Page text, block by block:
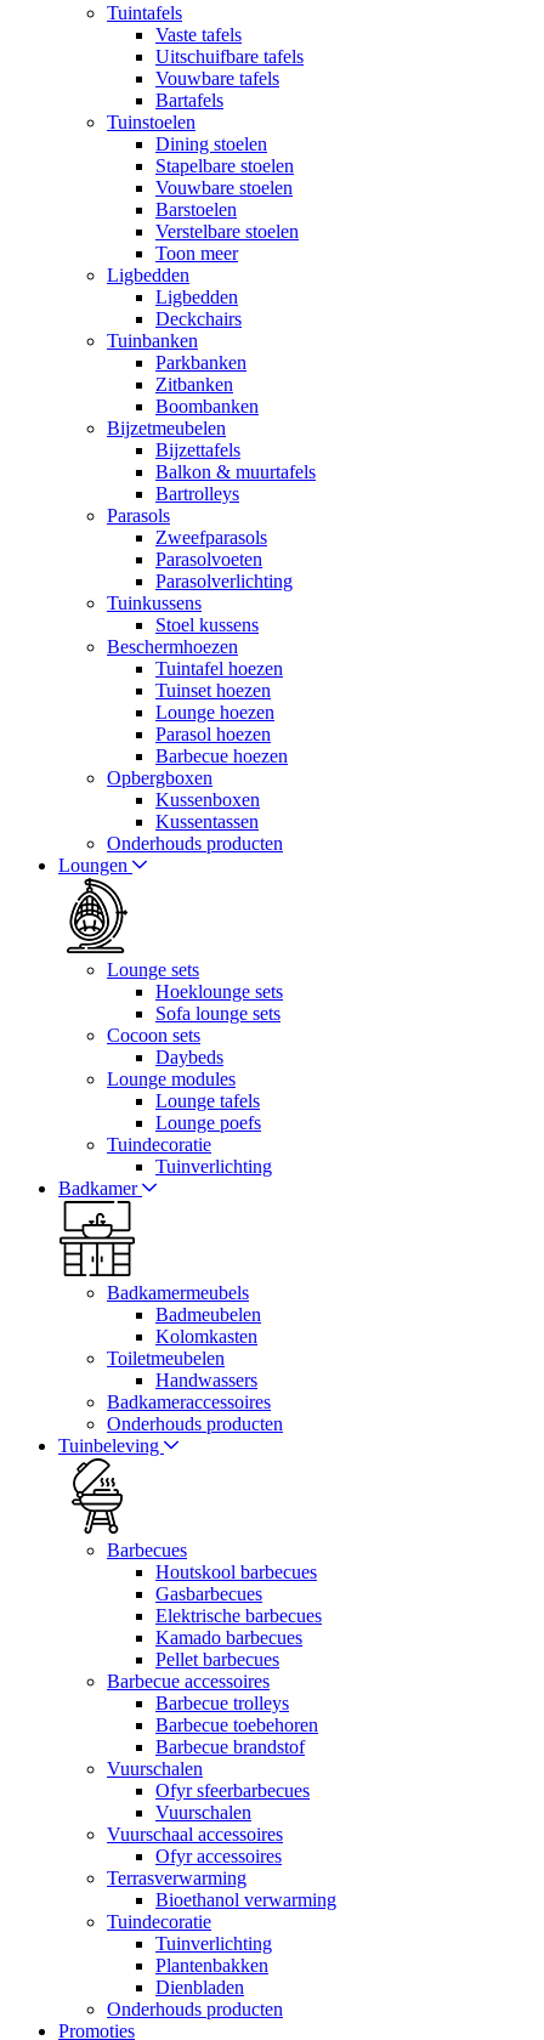
Tuintafels
Vaste tafels
Uitschuifbare tafels
Vouwbare tafels
Bartafels
Tuinstoelen
Dining stoelen
Stapelbare stoelen
Vouwbare stoelen
Barstoelen
Verstelbare stoelen
Toon meer
Ligbedden
Ligbedden
Deckchairs
Tuinbanken
Parkbanken
Zitbanken
Boombanken
Bijzetmeubelen
Bijzettafels
Balkon & muurtafels
Bartrolleys
Parasols
Zweefparasols
Parasolvoeten
Parasolverlichting
Tuinkussens
Stoel kussens
Beschermhoezen
Tuintafel hoezen
Tuinset hoezen
Lounge hoezen
Parasol hoezen
Barbecue hoezen
Opbergboxen
Kussenboxen
Kussentassen
Onderhouds producten
Loungen
Lounge sets
Hoeklounge sets
Sofa lounge sets
Cocoon sets
Daybeds
Lounge modules
Lounge tafels
Lounge poefs
Tuindecoratie
Tuinverlichting
Badkamer
Badkamermeubels
Badmeubelen
Kolomkasten
Toiletmeubelen
Handwassers
Badkameraccessoires
Onderhouds producten
Tuinbeleving
Barbecues
Houtskool barbecues
Gasbarbecues
Elektrische barbecues
Kamado barbecues
Pellet barbecues
Barbecue accessoires
Barbecue trolleys
Barbecue toebehoren
Barbecue brandstof
Vuurschalen
Ofyr sfeerbarbecues
Vuurschalen
Vuurschaal accessoires
Ofyr accessoires
Terrasverwarming
Bioethanol verwarming
Tuindecoratie
Tuinverlichting
Plantenbakken
Dienbladen
Onderhouds producten
Promoties